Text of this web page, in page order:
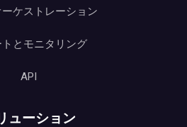
ケストレーション
とモニタリング
API
ューション